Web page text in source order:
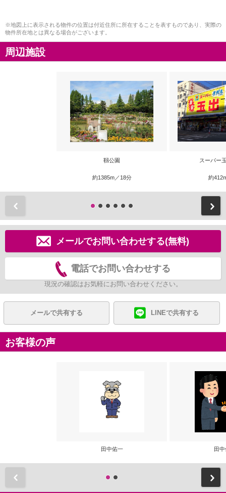
※地図上に表示される物件の位置は付近住所に所在することを表すものであり、実際の
物件所在地とは異なる場合がございます。
周辺施設
靱公園
約1385m／18分
スーパー
約
メールでお問い合わせする(無料)
電話でお問い合わせする
現況の確認はお気軽にお問い合わせください。
メールで共有する LINEで共有する
お客様の声
田中佑一 田